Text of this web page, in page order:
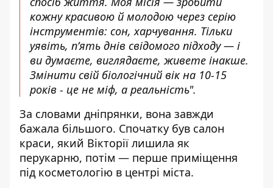
кожну красивою й молодою через серію
інструментів: сон, харчування. Тільки
уявіть, п’ять днів свідомого підходу — і
ви думаєте, виглядаєте, живете інакше.
Змінити свій біологічний вік на 10-15
років - це не міф, а реальність".
За словами дніпрянки, вона завжди
бажала більшого. Спочатку був салон
краси, який Вікторії лишила як
перукарню, потім — перше приміщення
під косметологію в центрі міста.